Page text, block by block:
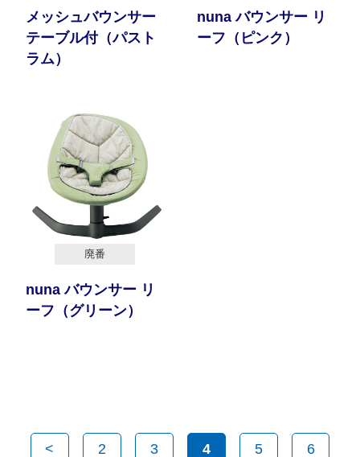
メッシュバウンサー
テーブル付（パスト
ラム）
nuna バウンサー リ
ーフ（ピンク）
廃番
nuna バウンサー リ
ーフ（グリーン）
< 2 3 4 5 6